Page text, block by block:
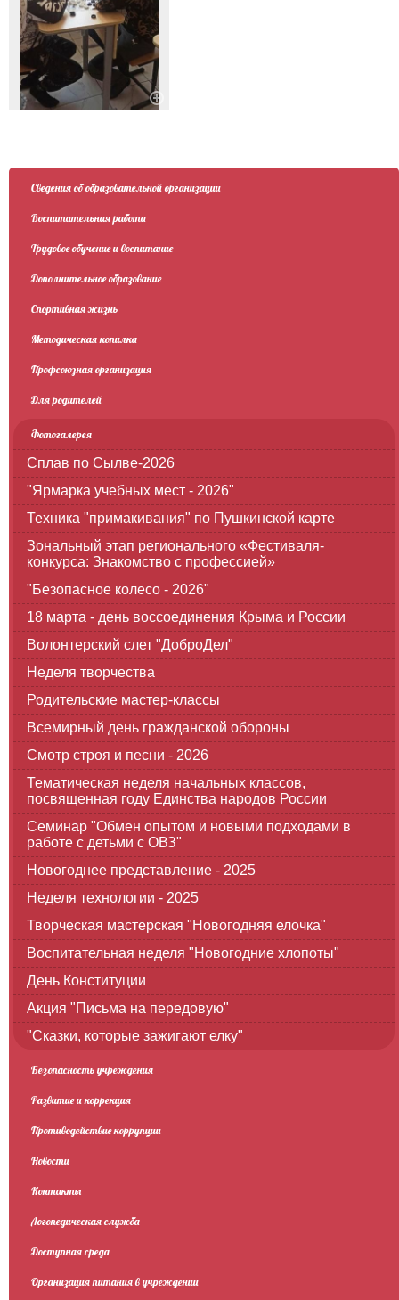
Сведения об образовательной организации
Воспитательная работа
Трудовое обучение и воспитание
Дополнительное образование
Спортивная жизнь
Методическая копилка
Профсоюзная организация
Для родителей
Фотогалерея
Сплав по Сылве-2026
"Ярмарка учебных мест - 2026"
Техника "примакивания" по Пушкинской карте
Зональный этап регионального «Фестиваля-
конкурса: Знакомство с профессией»
"Безопасное колесо - 2026"
18 марта - день воссоединения Крыма и России
Волонтерский слет "ДоброДел"
Неделя творчества
Родительские мастер-классы
Всемирный день гражданской обороны
Смотр строя и песни - 2026
Тематическая неделя начальных классов,
посвященная году Единства народов России
Семинар "Обмен опытом и новыми подходами в
работе с детьми с ОВЗ"
Новогоднее представление - 2025
Неделя технологии - 2025
Творческая мастерская "Новогодняя елочка"
Воспитательная неделя "Новогодние хлопоты"
День Конституции
Акция "Письма на передовую"
"Сказки, которые зажигают елку"
Безопасность учреждения
Развитие и коррекция
Противодействие коррупции
Новости
Контакты
Логопедическая служба
Доступная среда
Организация питания в учреждении